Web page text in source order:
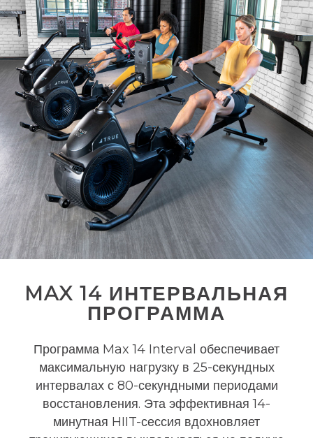
MAX 14 ИНТЕРВАЛЬНАЯ
ПРОГРАММА
Программа Max 14 Interval обеспечивает
максимальную нагрузку в 25-секундных
интервалах с 80-секундными периодами
восстановления. Эта эффективная 14-
минутная HIIT-сессия вдохновляет